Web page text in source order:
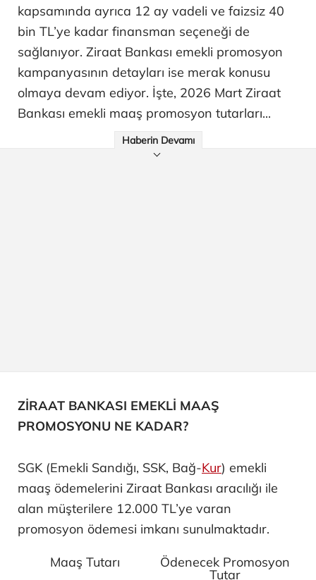
kapsamında ayrıca 12 ay vadeli ve faizsiz 40
bin TL’ye kadar finansman seçeneği de
sağlanıyor. Ziraat Bankası emekli promosyon
kampanyasının detayları ise merak konusu
olmaya devam ediyor. İşte, 2026 Mart Ziraat
Bankası emekli maaş promosyon tutarları...
Haberin Devamı
ZİRAAT BANKASI EMEKLİ MAAŞ
PROMOSYONU NE KADAR?
SGK (Emekli Sandığı, SSK, Bağ-Kur) emekli
maaş ödemelerini Ziraat Bankası aracılığı ile
alan müşterilere 12.000 TL’ye varan
promosyon ödemesi imkanı sunulmaktadır.
Maaş Tutarı Ödenecek Promosyon
Tutar